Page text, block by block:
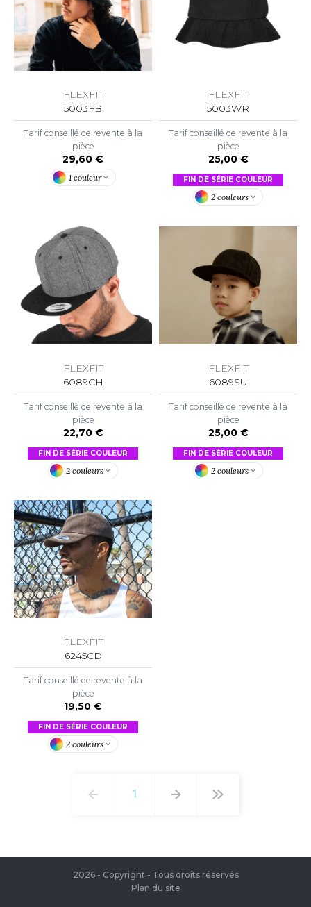
CITY
MILL
FLEXFIT
5003FB
Tarif conseillé de revente à la
pièce
29,60 €
1 couleur
FLEXFIT
5003WR
Tarif conseillé de revente à la
pièce
25,00 €
FIN DE SÉRIE COULEUR
2 couleurs
FLEXFIT
6089CH
Tarif conseillé de revente à la
pièce
22,70 €
FIN DE SÉRIE COULEUR
2 couleurs
FLEXFIT
6089SU
Tarif conseillé de revente à la
pièce
25,00 €
FIN DE SÉRIE COULEUR
2 couleurs
FLEXFIT
6245CD
Tarif conseillé de revente à la
pièce
19,50 €
FIN DE SÉRIE COULEUR
2 couleurs
1
2026 - Copyright - Tous droits réservés
Plan du site